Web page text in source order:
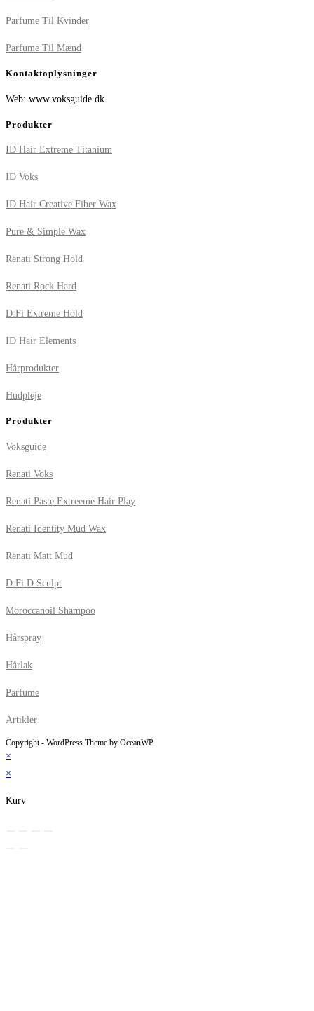
Parfume Til Kvinder
Parfume Til Mænd
Kontaktoplysninger
Web: www.voksguide.dk
Produkter
ID Hair Extreme Titanium
ID Voks
ID Hair Creative Fiber Wax
Pure & Simple Wax
Renati Strong Hold
Renati Rock Hard
D:Fi Extreme Hold
ID Hair Elements
Hårprodukter
Hudpleje
Produkter
Voksguide
Renati Voks
Renati Paste Extreeme Hair Play
Renati Identity Mud Wax
Renati Matt Mud
D:Fi D:Sculpt
Moroccanoil Shampoo
Hårspray
Hårlak
Parfume
Artikler
Copyright - WordPress Theme by OceanWP
×
×
Kurv